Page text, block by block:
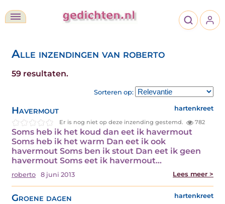
Alle inzendingen van roberto
59 resultaten.
Sorteren op:
Havermout hartenkreet
Er is nog niet op deze inzending gestemd. 782
Soms heb ik het koud dan eet ik havermout
Soms heb ik het warm Dan eet ik ook
havermout Soms ben ik stout Dan eet ik geen
havermout Soms eet ik havermout…
roberto 8 juni 2013 Lees meer >
Groene dagen hartenkreet